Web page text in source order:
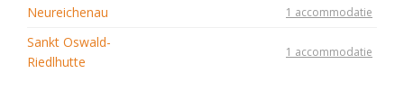
Neureichenau 1 accommodatie
Sankt Oswald-
Riedlhutte
1 accommodatie